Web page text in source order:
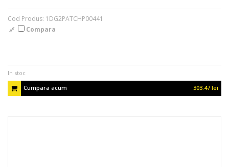
Cod Produs: 1DG2PATCHP00441
Compara
In stoc
Cumpara acum
303.47 lei